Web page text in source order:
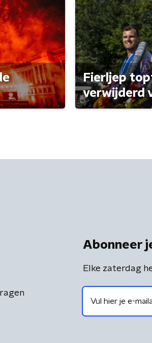
Fierljep
verwijderd
Abonneer
Elke zaterdag